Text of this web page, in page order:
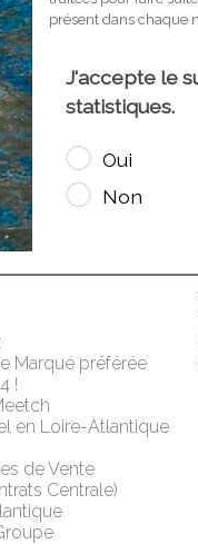
Marque préférée
!
en Loire-Atlantique
de Vente
Centrale)